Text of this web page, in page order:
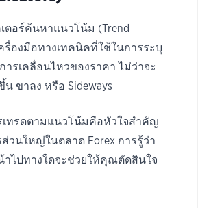
ตอร์ค้นหาแนวโน้ม (Trend
รื่องมือทางเทคนิคที่ใช้ในการระบุ
รเคลื่อนไหวของราคา ไม่ว่าจะ
ขาลง หรือ Sideways
เทรดตามแนวโน้มคือหัวใจสำคัญ
วนใหญ่ในตลาด Forex การรู้ว่า
าไปทางใดจะช่วยให้คุณตัดสินใจ